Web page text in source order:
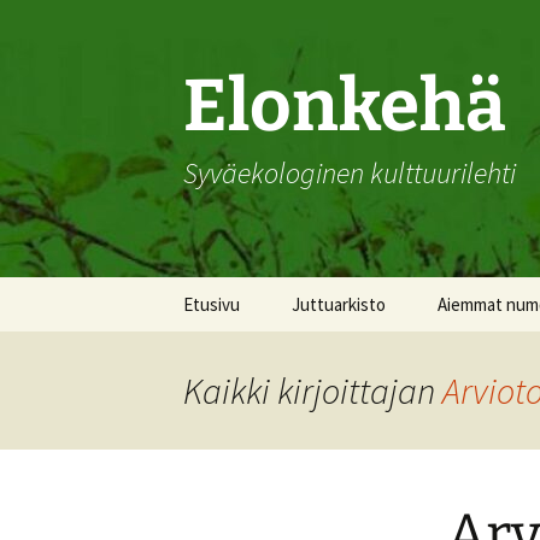
Elonkehä
Syväekologinen kulttuurilehti
Etusivu Juttuarkisto Aiemmat
Vuosi 2023
Kaikki kirjoittajan